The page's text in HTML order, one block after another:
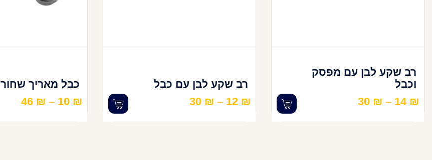
רב שקע לבן עם מפסק
וכבל
14 ₪
–
30 ₪
רב שקע לבן עם כבל
12 ₪
–
30 ₪
כבל מאריך שחור
10 ₪
–
46 ₪